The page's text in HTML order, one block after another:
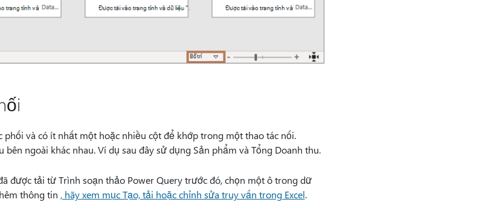
và có ít nhất một hoặc nhiều cột để khớp trong một thao tác nối.
ngoài khác nhau. Ví dụ sau đây sử dụng Sản phẩm và Tổng Doanh thu.
được tải từ Trình soạn thảo Power Query trước đó, chọn một ô trong dữ
thông tin , hãy xem mục Tạo, tải hoặc chỉnh sửa truy vấn trong Excel.